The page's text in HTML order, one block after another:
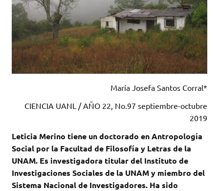
María Josefa Santos Corral*
CIENCIA UANL / AÑO 22, No.97 septiembre-octubre
2019
Leticia Merino tiene un doctorado en Antropología
Social por la Facultad de Filosofía y Letras de la
UNAM. Es investigadora titular del Instituto de
Investigaciones Sociales de la UNAM y miembro del
Sistema Nacional de Investigadores. Ha sido